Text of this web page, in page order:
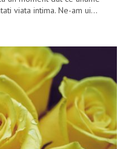
viata intima. Ne-am ui...